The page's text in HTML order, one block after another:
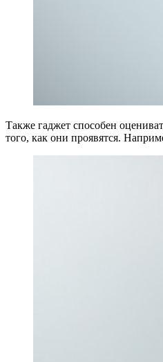
Также гаджет способен
того, как они проявятся.